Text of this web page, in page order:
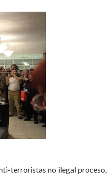
terroristas no ilegal proceso,